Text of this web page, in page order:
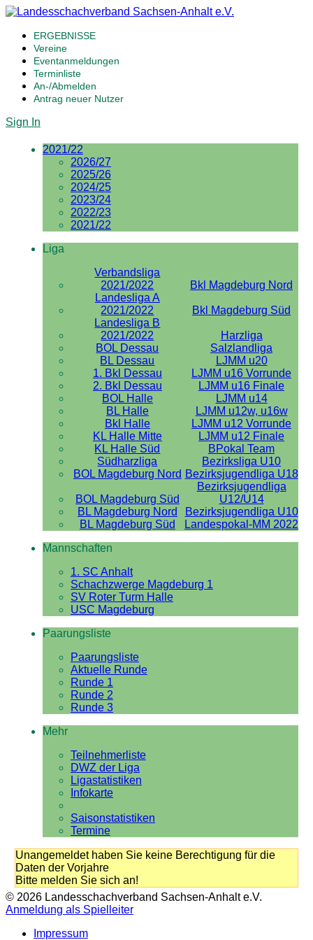
ERGEBNISSE
Vereine
Eventanmeldungen
Terminliste
An-/Abmelden
Antrag neuer Nutzer
Sign In
2021/22
2026/27
2025/26
2024/25
2023/24
2022/23
2021/22
Liga
Verbandsliga
2021/2022
Bkl Magdeburg Nord
Landesliga A
2021/2022
Bkl Magdeburg Süd
Landesliga B
2021/2022
Harzliga
BOL Dessau
Salzlandliga
BL Dessau
LJMM u20
1. Bkl Dessau
LJMM u16 Vorrunde
2. Bkl Dessau
LJMM u16 Finale
BOL Halle
LJMM u14
BL Halle
LJMM u12w, u16w
Bkl Halle
LJMM u12 Vorrunde
KL Halle Mitte
LJMM u12 Finale
KL Halle Süd
BPokal Team
Südharzliga
Bezirksliga U10
BOL Magdeburg Nord Bezirksjugendliga U18
BOL Magdeburg Süd
Bezirksjugendliga
U12/U14
BL Magdeburg Nord
Bezirksjugendliga U10
BL Magdeburg Süd
Landespokal-MM 2022
Mannschaften
1. SC Anhalt
Schachzwerge Magdeburg 1
SV Roter Turm Halle
USC Magdeburg
Paarungsliste
Paarungsliste
Aktuelle Runde
Runde 1
Runde 2
Runde 3
Mehr
Teilnehmerliste
DWZ der Liga
Ligastatistiken
Infokarte
Saisonstatistiken
Termine
Unangemeldet haben Sie keine Berechtigung für die
Daten der Vorjahre
Bitte melden Sie sich an!
© 2026 Landesschachverband Sachsen-Anhalt e.V.
Anmeldung als Spielleiter
Impressum